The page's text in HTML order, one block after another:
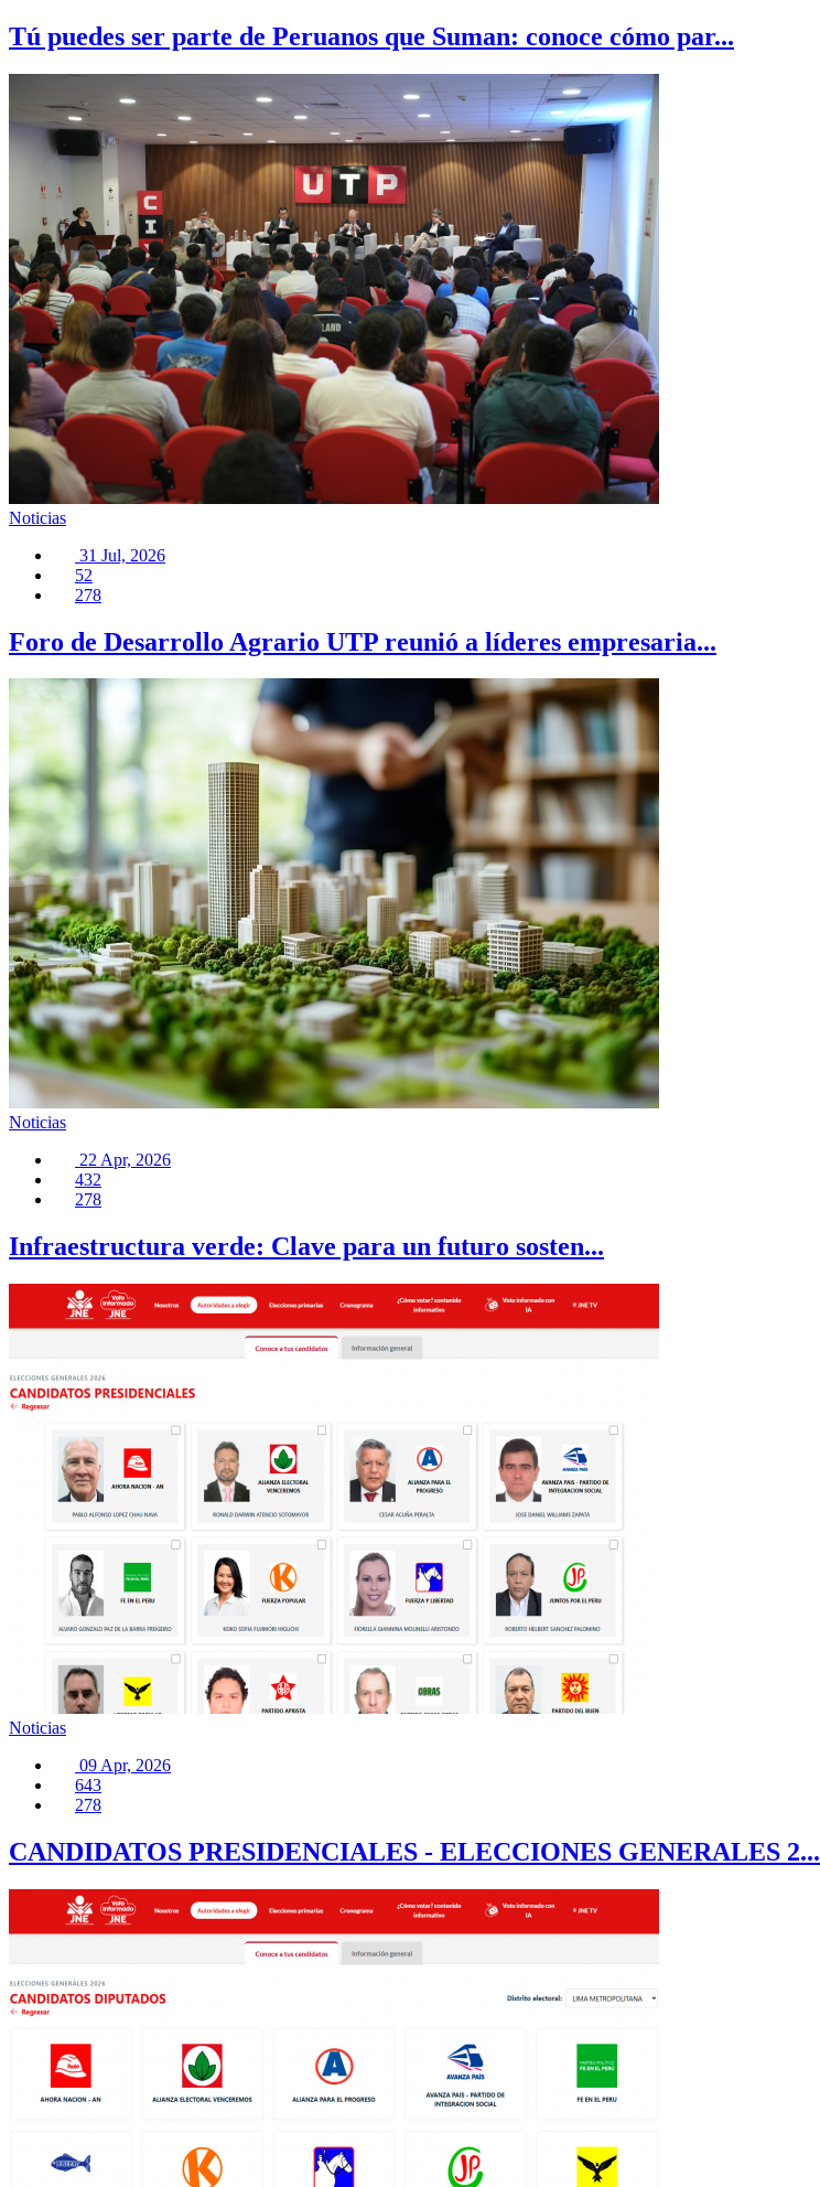
Tú puedes ser parte de Peruanos que Suman: conoce cómo par...
Noticias
31 Jul, 2026
52
278
Foro de Desarrollo Agrario UTP reunió a líderes empresaria...
Noticias
22 Apr, 2026
432
278
Infraestructura verde: Clave para un futuro sosten...
Noticias
09 Apr, 2026
643
278
CANDIDATOS PRESIDENCIALES - ELECCIONES GENERALES 2...